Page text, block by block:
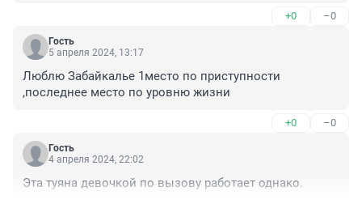
семьей в детстве и юношестве, поэтому приятного
чувства ностальгии она и не испытывает, и что-то
еще про любовь к унитазу в арендованной квартире в
+0 –0
Гость
5 апреля 2024, 13:17
Люблю Забайкалье 1место по приступности
,последнее место по уровню жизни
+0 –0
Гость
4 апреля 2024, 22:02
Эта туяна девочкой по вызову работает однако.